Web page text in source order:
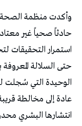
وأكدت منظمة الصحة
حادثاً صحياً غير معتاد
استمرار التحقيقات
حتى السلالة
الوحيدة التي سُجلت
عادة إلى مخالطة
انتشارها البشري